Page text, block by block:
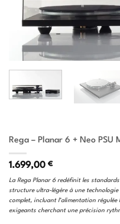
Rega – Planar 6 + Neo PSU
1.699,00 €
La Rega Planar 6 redéfinit les
structure ultra-légère à une technologie
complet, incluant l’alimentation
exigeants cherchant une précision